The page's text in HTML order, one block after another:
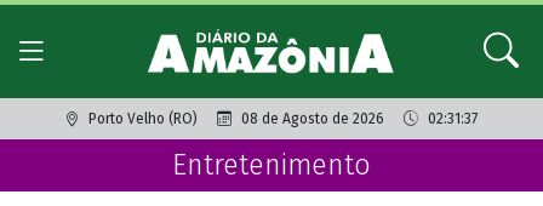
Porto Velho (RO) 08 de Agosto de 2026 02:31:37
Entretenimento